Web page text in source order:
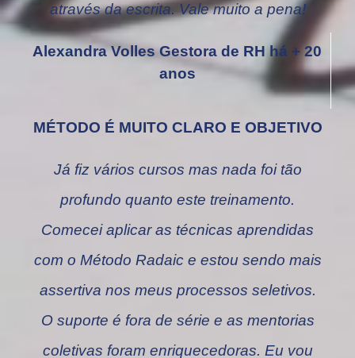
através da escrita. Vale muito a pena!
Alexandra Volles Gestora de RH há + 20
anos
MÉTODO É MUITO CLARO E OBJETIVO
Já fiz vários cursos mas nada foi tão
profundo quanto este treinamento.
Comecei aplicar as técnicas aprendidas
com o Método Radaic e estou sendo mais
assertiva nos meus processos seletivos.
O suporte é fora de série e as mentorias
coletivas foram enriquecedoras. Eu vou